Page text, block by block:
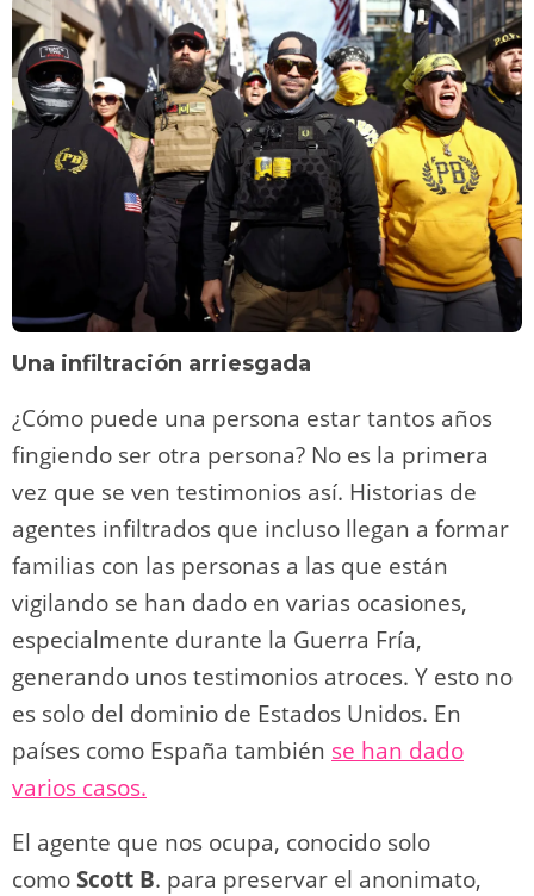
Una infiltración arriesgada
¿Cómo puede una persona estar tantos años
fingiendo ser otra persona? No es la primera
vez que se ven testimonios así. Historias de
agentes infiltrados que incluso llegan a formar
familias con las personas a las que están
vigilando se han dado en varias ocasiones,
especialmente durante la Guerra Fría,
generando unos testimonios atroces. Y esto no
es solo del dominio de Estados Unidos. En
países como España también se han dado
varios casos.
El agente que nos ocupa, conocido solo
comoScott B. para preservar el anonimato,